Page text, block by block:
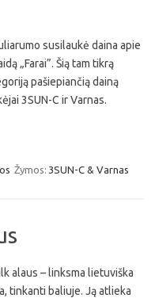
susilaukė daina apie
„Farai”. Šią tam tikrą
pašiepiančią dainą
3SUN-C ir Varnas.
Žymos: 3SUN-C & Varnas
alaus – linksma lietuviška
tinkanti baliuje. Ją atlieka